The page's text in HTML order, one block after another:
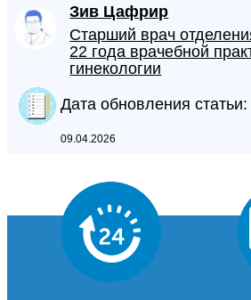
Зив Цафрир
Старший врач
22 года врачебной
гинекологии
Дата обновления статьи:
09.04.2026